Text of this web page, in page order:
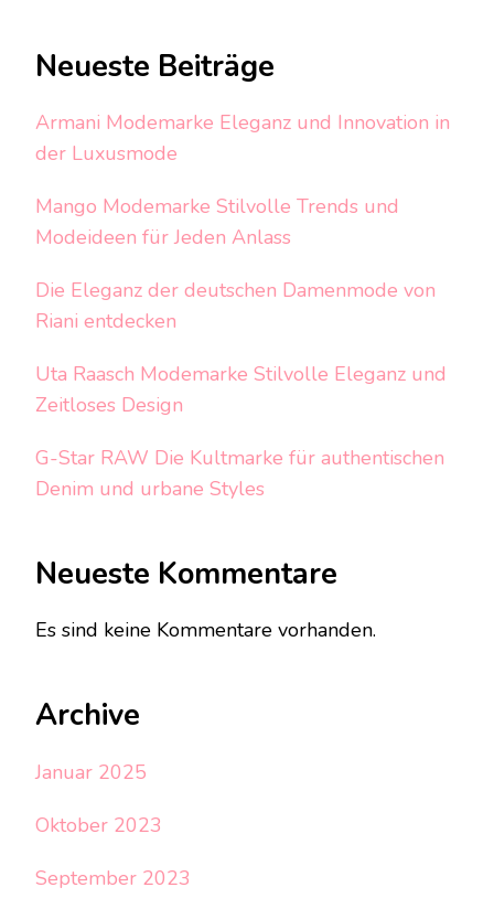
Neueste Beiträge
Armani Modemarke Eleganz und Innovation in
der Luxusmode
Mango Modemarke Stilvolle Trends und
Modeideen für Jeden Anlass
Die Eleganz der deutschen Damenmode von
Riani entdecken
Uta Raasch Modemarke Stilvolle Eleganz und
Zeitloses Design
G-Star RAW Die Kultmarke für authentischen
Denim und urbane Styles
Neueste Kommentare
Es sind keine Kommentare vorhanden.
Archive
Januar 2025
Oktober 2023
September 2023